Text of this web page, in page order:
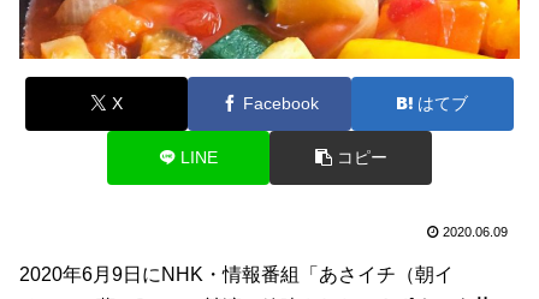
X Facebook はてブ
LINE コピー
2020.06.09
2020年6月9日にNHK・情報番組「あさイチ（朝イ